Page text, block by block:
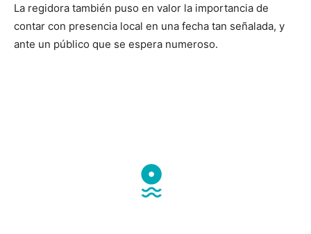
La regidora también puso en valor la importancia de
contar con presencia local en una fecha tan señalada, y
ante un público que se espera numeroso.